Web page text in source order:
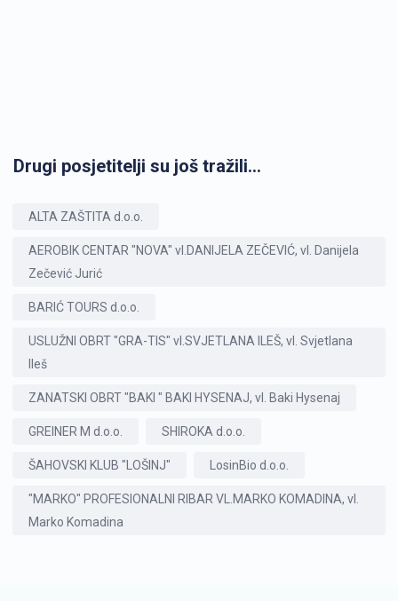
Drugi posjetitelji su još tražili...
ALTA ZAŠTITA d.o.o.
AEROBIK CENTAR "NOVA" vl.DANIJELA ZEČEVIĆ, vl. Danijela
Zečević Jurić
BARIĆ TOURS d.o.o.
USLUŽNI OBRT "GRA-TIS" vl.SVJETLANA ILEŠ, vl. Svjetlana
Ileš
ZANATSKI OBRT "BAKI " BAKI HYSENAJ, vl. Baki Hysenaj
GREINER M d.o.o. SHIROKA d.o.o.
ŠAHOVSKI KLUB "LOŠINJ" LosinBio d.o.o.
"MARKO" PROFESIONALNI RIBAR VL.MARKO KOMADINA, vl.
Marko Komadina